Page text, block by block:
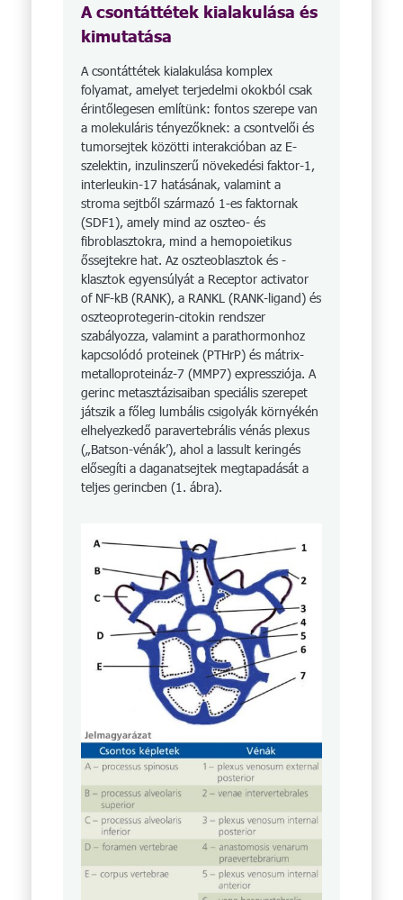
A csontáttétek kialakulása és
kimutatása
A csontáttétek kialakulása komplex
folyamat, amelyet terjedelmi okokból csak
érintőlegesen említünk: fontos szerepe van
a molekuláris tényezőknek: a csontvelői és
tumorsejtek közötti interakcióban az E-
szelektin, inzulinszerű növekedési faktor-1,
interleukin-17 hatásának, valamint a
stroma sejtből származó 1-es faktornak
(SDF1), amely mind az oszteo- és
fibroblasztokra, mind a hemopoietikus
őssejtekre hat. Az oszteoblasztok és -
klasztok egyensúlyát a Receptor activator
of NF-kB (RANK), a RANKL (RANK-ligand) és
oszteoprotegerin-citokin rendszer
szabályozza, valamint a parathormonhoz
kapcsolódó proteinek (PTHrP) és mátrix-
metalloproteináz-7 (MMP7) expressziója. A
gerinc metasztázisaiban speciális szerepet
játszik a főleg lumbális csigolyák környékén
elhelyezkedő paravertebrális vénás plexus
(„Batson-vénák’), ahol a lassult keringés
elősegíti a daganatsejtek megtapadását a
teljes gerincben (1. ábra).